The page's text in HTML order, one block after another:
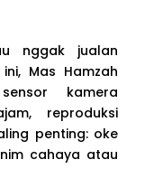
nggak jualan
Mas Hamzah
kamera
reproduksi
penting: oke
cahaya atau